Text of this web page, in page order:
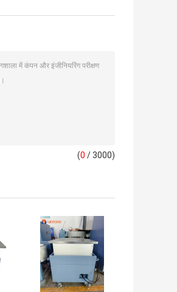
(0 / 3000)